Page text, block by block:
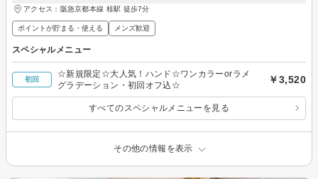
アクセス：阪急京都本線 桂駅 徒歩7分
ポイントが貯まる・使える メンズ歓迎
スペシャルメニュー
初回
☆新規限定☆大人気！ハンド☆ワンカラーorラメ
グラデーション・初回オフ込☆
￥3,520
すべてのスペシャルメニューを見る
その他の情報を表示